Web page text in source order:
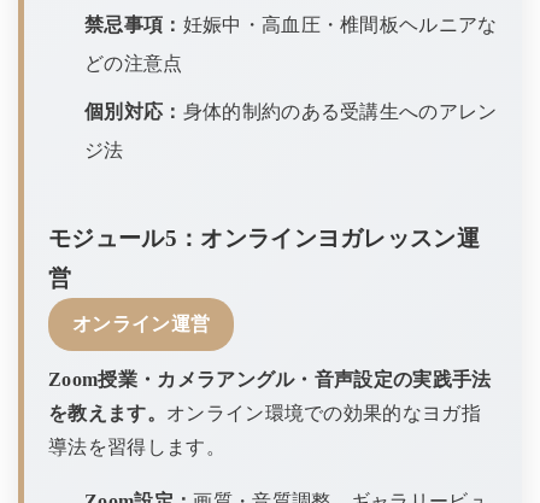
禁忌事項： 妊娠中・高血圧・椎間板ヘルニアな
どの注意点
個別対応： 身体的制約のある受講生へのアレン
ジ法
モジュール5：オンラインヨガレッスン運
営
オンライン運営
Zoom授業・カメラアングル・音声設定の実践手法
を教えます。 オンライン環境での効果的なヨガ指
導法を習得します。